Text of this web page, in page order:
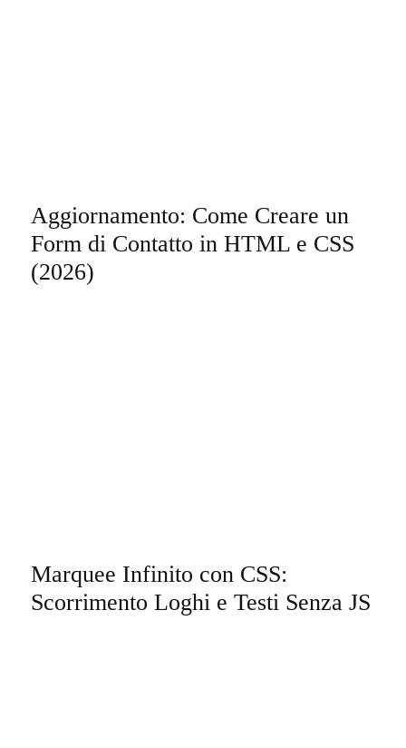
Aggiornamento: Come Creare un
Form di Contatto in HTML e CSS
(2026)
Marquee Infinito con CSS:
Scorrimento Loghi e Testi Senza JS